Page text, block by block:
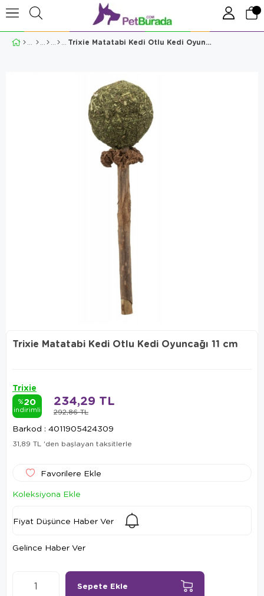
Trixie Matatabi Kedi Otlu Kedi Oyuncağı 11 cm
Trixie Matatabi Kedi Otlu Kedi Oyuncağı 11 cm
Trixie
%20
indirimli 292,86 TL
234,29 TL
Barkod : 4011905424309
31,89 TL 'den başlayan taksitlerle
Favorilere Ekle
Koleksiyona Ekle
Fiyat Düşünce Haber Ver
Gelince Haber Ver